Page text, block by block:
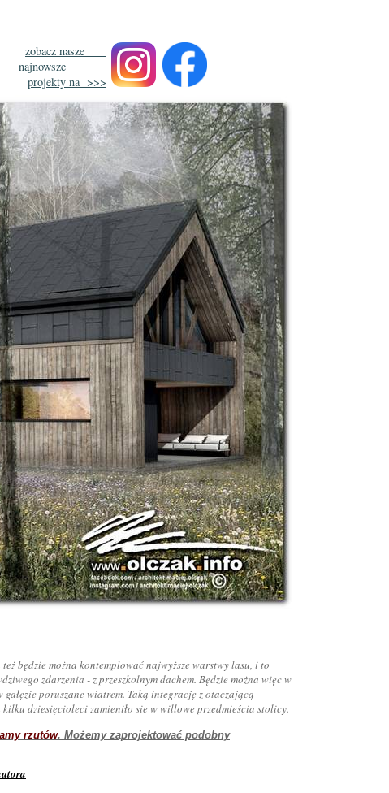
zobacz nasze
najnowsze
projekty na >>>
będzie można kontemplować najwyższe warstwy lasu, i to
zdarzenia - z przeszkolnym dachem. Będzie można więc w
poruszane wiatrem. Taką integrację z otaczającą
dziesięcioleci zamieniło sie w willowe przedmieścia stolicy.
rzutów. Możemy zaprojektować podobny